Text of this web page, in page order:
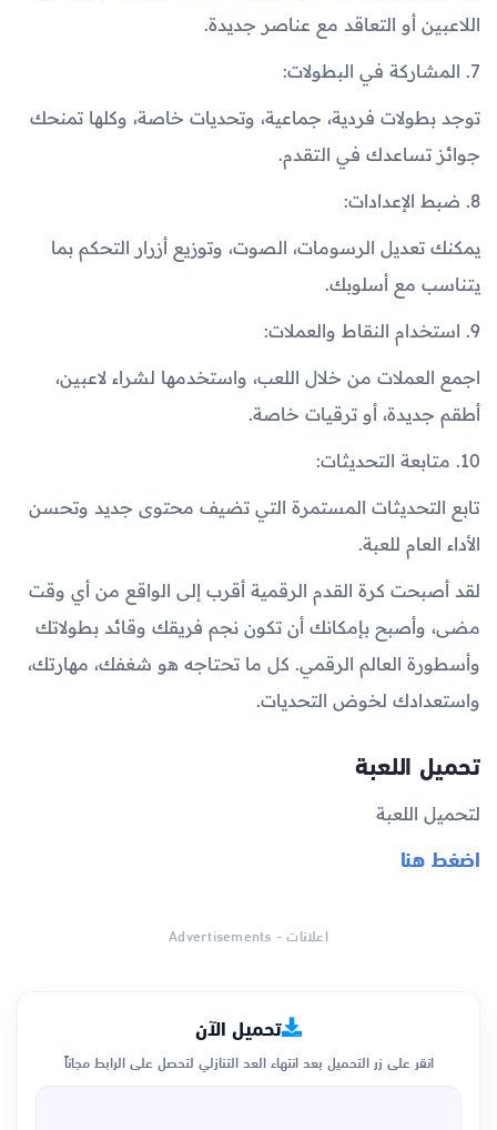
اللاعبين أو التعاقد مع عناصر جديدة.
7. المشاركة في البطولات:
توجد بطولات فردية، جماعية، وتحديات خاصة، وكلها تمنحك
جوائز تساعدك في التقدم.
8. ضبط الإعدادات:
يمكنك تعديل الرسومات، الصوت، وتوزيع أزرار التحكم بما
يتناسب مع أسلوبك.
9. استخدام النقاط والعملات:
اجمع العملات من خلال اللعب، واستخدمها لشراء لاعبين،
أطقم جديدة، أو ترقيات خاصة.
10. متابعة التحديثات:
تابع التحديثات المستمرة التي تضيف محتوى جديد وتحسن
الأداء العام للعبة.
لقد أصبحت كرة القدم الرقمية أقرب إلى الواقع من أي وقت
مضى، وأصبح بإمكانك أن تكون نجم فريقك وقائد بطولاتك
وأسطورة العالم الرقمي. كل ما تحتاجه هو شغفك، مهارتك،
واستعدادك لخوض التحديات.
تحميل اللعبة
لتحميل اللعبة
اضغط هنا
اعلانات - Advertisements
تحميل الآن
انقر على زر التحميل بعد انتهاء العد التنازلي لتحصل على الرابط مجاناً